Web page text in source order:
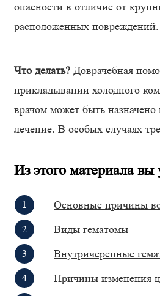
опасности в отличие от
расположенных повреждений.
Что делать? Доврачебная
прикладывании холодного
врачом может быть назначено
лечение. В особых случаях
Из этого материала вы
Основные причины
Виды гематомы
Внутричерепные
Причины изменения